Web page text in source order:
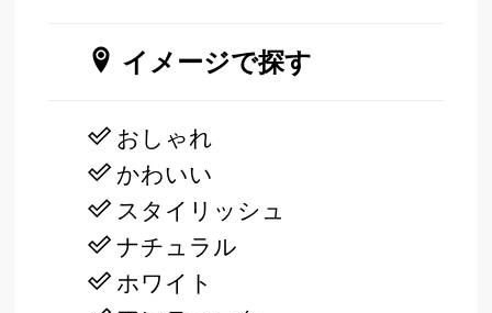
イメージで探す
おしゃれ
かわいい
スタイリッシュ
ナチュラル
ホワイト